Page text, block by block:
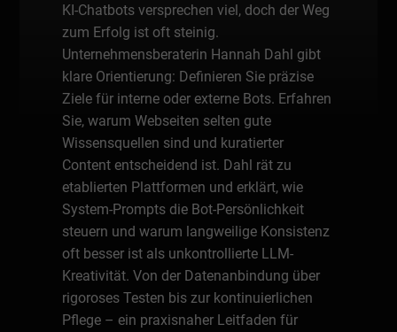
KI-Chatbots versprechen viel, doch der Weg
zum Erfolg ist oft steinig.
Unternehmensberaterin Hannah Dahl gibt
klare Orientierung: Definieren Sie präzise
Ziele für interne oder externe Bots. Erfahren
Sie, warum Webseiten selten gute
Wissensquellen sind und kuratierter
Content entscheidend ist. Dahl rät zu
etablierten Plattformen und erklärt, wie
System-Prompts die Bot-Persönlichkeit
steuern und warum langweilige Konsistenz
oft besser ist als unkontrollierte LLM-
Kreativität. Von der Datenanbindung über
rigoroses Testen bis zur kontinuierlichen
Pflege – ein praxisnaher Leitfaden für